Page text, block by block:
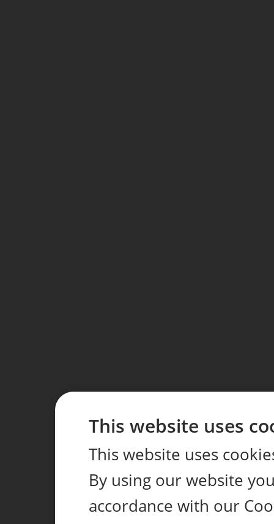
This website uses
This website uses
By using our website
accordance with our